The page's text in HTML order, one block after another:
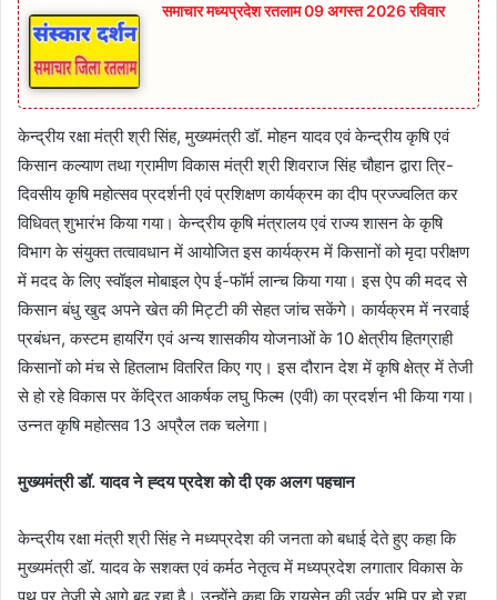
समाचार मध्यप्रदेश रतलाम 09 अगस्त 2026 रविवार
केन्द्रीय रक्षा मंत्री श्री सिंह, मुख्यमंत्री डॉ. मोहन यादव एवं केन्द्रीय कृषि एवं
किसान कल्याण तथा ग्रामीण विकास मंत्री श्री शिवराज सिंह चौहान द्वारा त्रि-
दिवसीय कृषि महोत्सव प्रदर्शनी एवं प्रशिक्षण कार्यक्रम का दीप प्रज्ज्वलित कर
विधिवत् शुभारंभ किया गया। केन्द्रीय कृषि मंत्रालय एवं राज्य शासन के कृषि
विभाग के संयुक्त तत्वावधान में आयोजित इस कार्यक्रम में किसानों को मृदा परीक्षण
में मदद के लिए स्वॉइल मोबाइल ऐप ई-फॉर्म लान्च किया गया। इस ऐप की मदद से
किसान बंधु खुद अपने खेत की मिट्टी की सेहत जांच सकेंगे। कार्यक्रम में नरवाई
प्रबंधन, कस्टम हायरिंग एवं अन्य शासकीय योजनाओं के 10 क्षेत्रीय हितग्राही
किसानों को मंच से हितलाभ वितरित किए गए। इस दौरान देश में कृषि क्षेत्र में तेजी
से हो रहे विकास पर केंद्रित आकर्षक लघु फिल्म (एवी) का प्रदर्शन भी किया गया।
उन्नत कृषि महोत्सव 13 अप्रैल तक चलेगा।
मुख्यमंत्री डॉ. यादव ने ह्दय प्रदेश को दी एक अलग पहचान
केन्द्रीय रक्षा मंत्री श्री सिंह ने मध्यप्रदेश की जनता को बधाई देते हुए कहा कि
मुख्यमंत्री डॉ. यादव के सशक्त एवं कर्मठ नेतृत्व में मध्यप्रदेश लगातार विकास के